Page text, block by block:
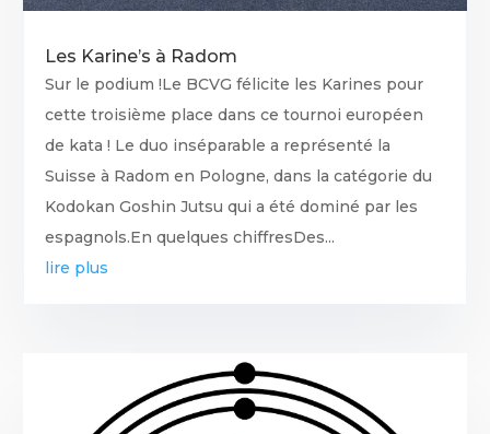
Les Karine’s à Radom
Sur le podium !Le BCVG félicite les Karines pour
cette troisième place dans ce tournoi européen
de kata ! Le duo inséparable a représenté la
Suisse à Radom en Pologne, dans la catégorie du
Kodokan Goshin Jutsu qui a été dominé par les
espagnols.En quelques chiffresDes...
lire plus